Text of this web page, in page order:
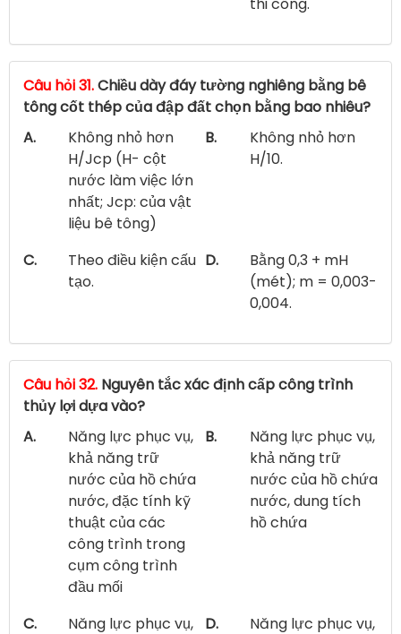
Câu hỏi 31.Chiều dày đáy tường nghiêng bằng bê
tông cốt thép của đập đất chọn bằng bao nhiêu?
A.
Không nhỏ hơn
H/Jcp (H- cột
nước làm việc lớn
nhất; Jcp: của vật
liệu bê tông)
B.
Không nhỏ hơn
H/10.
C.
Theo điều kiện cấu
tạo.
D.
Bằng 0,3 + mH
(mét); m = 0,003-
0,004.
Câu hỏi 32. Nguyên tắc xác định cấp công trình
thủy lợi dựa vào?
A.
Năng lực phục vụ,
khả năng trữ
nước của hồ chứa
nước, đặc tính kỹ
thuật của các
công trình trong
cụm công trình
đầu mối
B.
Năng lực phục vụ,
khả năng trữ
nước của hồ chứa
nước, dung tích
hồ chứa
C. Năng lực phục vụ, D. Năng lực phục vụ,